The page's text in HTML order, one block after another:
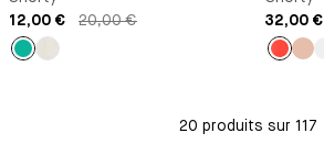
12,00 €
20,00 €
32,00 €
20 produits sur 117